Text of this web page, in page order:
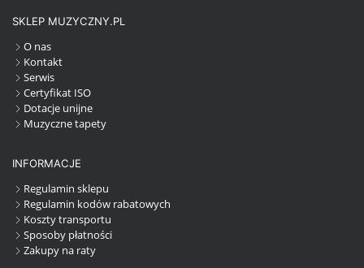
SKLEP MUZYCZNY.PL
O nas
Kontakt
Serwis
Certyfikat ISO
Dotacje unijne
Muzyczne tapety
INFORMACJE
Regulamin sklepu
Regulamin kodów rabatowych
Koszty transportu
Sposoby płatności
Zakupy na raty